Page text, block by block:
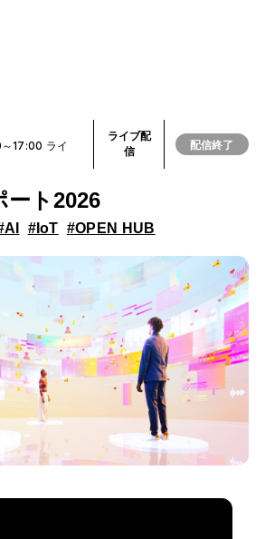
17:00 ライ
ライブ配
信
配信終了
ート2026
#IoT #OPEN HUB